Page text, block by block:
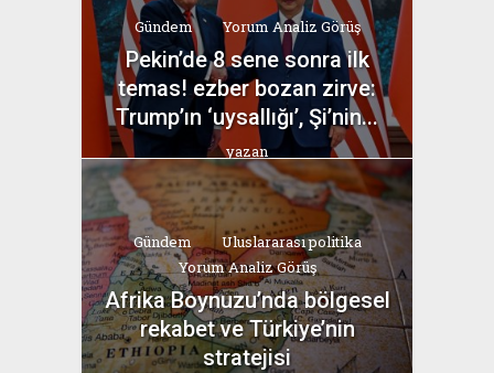
Gündem Yorum Analiz Görüş
Pekin’de 8 sene sonra ilk
temas! ezber bozan zirve:
Trump’ın ‘uysallığı’, Şi’nin...
yazan
Bahri Ak
Gündem
Uluslararası politika
Yorum Analiz Görüş
Afrika Boynuzu’nda bölgesel
rekabet ve Türkiye’nin
stratejisi